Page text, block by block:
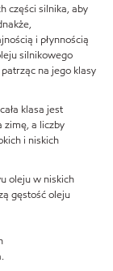
części silnika, aby
i płynnością
silnikowego
na jego klasy
klasa jest
zimę, a liczby
i niskich
oleju w niskich
gęstość oleju